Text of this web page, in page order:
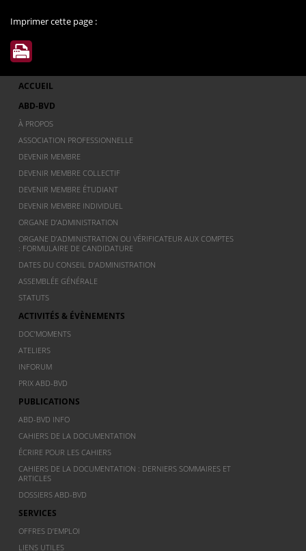
Imprimer cette page :
ACCUEIL
ABD-BVD
À PROPOS
ASSOCIATION PROFESSIONNELLE
DEVENIR MEMBRE
DEVENIR MEMBRE COLLECTIF
DEVENIR MEMBRE ÉTUDIANT
DEVENIR MEMBRE INDIVIDUEL
ORGANE D’ADMINISTRATION
ORGANE D’ADMINISTRATION OU VÉRIFICATEUR AUX COMPTES
: FORMULAIRE DE CANDIDATURE
DATES DU CONSEIL D’ADMINISTRATION
ASSEMBLÉE GÉNÉRALE
STATUTS
ACTIVITÉS & ÉVÈNEMENTS
DOC’MOMENTS
ATELIERS
INFORUM
PRIX ABD-BVD
PUBLICATIONS
ABD-BVD INFO
CAHIERS DE LA DOCUMENTATION
ÉCRIRE POUR LES CAHIERS
CAHIERS DE LA DOCUMENTATION : DERNIERS SOMMAIRES ET
ARTICLES
DOSSIERS ABD-BVD
SERVICES
OFFRES D’EMPLOI
LIENS UTILES